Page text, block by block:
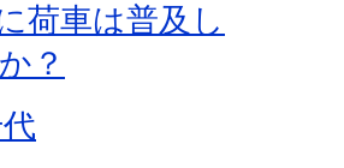
荷車は普及し
？